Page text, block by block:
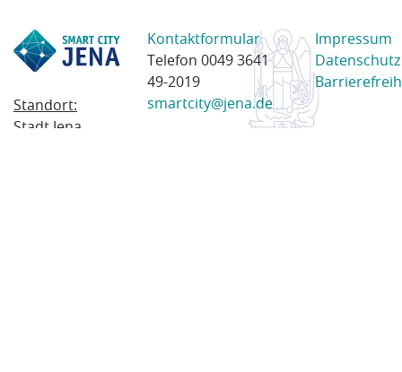
Standort:
Stadt Jena
Kontaktformular
Telefon 0049 3641
49-2019
smartcity@jena.de
Impressum
Datenschutz